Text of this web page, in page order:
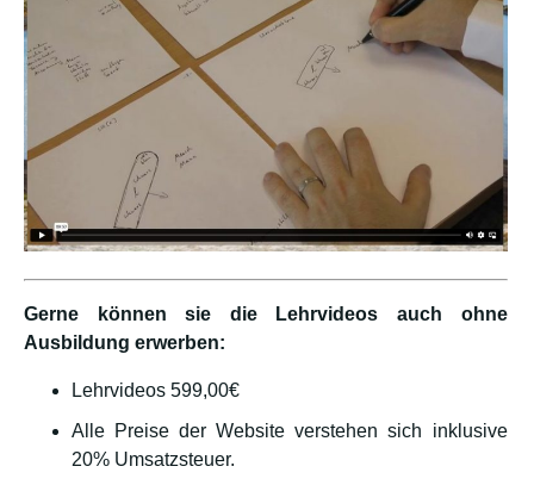
Gerne können sie die Lehrvideos auch ohne
Ausbildung erwerben:
Lehrvideos 599,00€
Alle Preise der Website verstehen sich inklusive
20% Umsatzsteuer.